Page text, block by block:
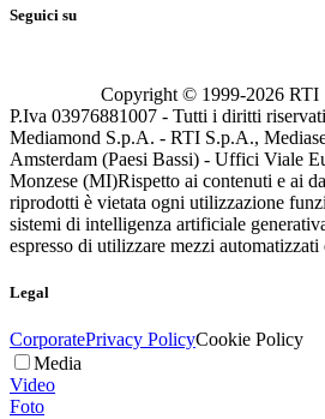
Seguici su
Copyright © 1999-2026 RTI
P.Iva 03976881007 - Tutti i diritti
Mediamond S.p.A. - RTI S.p.A.,
Amsterdam (Paesi Bassi) - Uffici Viale
Monzese (MI)Rispetto ai contenuti e ai
riprodotti è vietata ogni utilizzazione
sistemi di intelligenza artificiale
espresso di utilizzare mezzi automatizzati
Legal
CorporatePrivacy PolicyCookie Policy
Media
Video
Foto